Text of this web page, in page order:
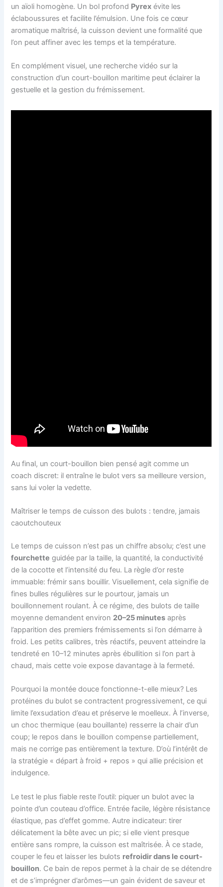
un aïoli homogène. Un bol profond Pyrex évite les
éclaboussures et facilite l’émulsion. Une fois ce cœur
aromatique maîtrisé, la cuisson devient une formalité que
l’on peut affiner avec les temps et la température.
En complément visuel, une recherche vidéo sur la
construction d’un court-bouillon maritime peut éclairer la
gestuelle et la gestion du frémissement.
Au final, un court-bouillon bien pensé agit comme un
coach discret: il entraîne le bulot vers sa meilleure version,
sans lui voler la vedette.
Maîtriser le temps de cuisson des bulots : tendre, jamais
caoutchouteux
Le temps de cuisson n’est pas un chiffre absolu; c’est une
fourchette guidée par la taille, la quantité, la conductivité
de la cocotte et l’intensité du feu. La règle d’or reste
immuable: frémir sans bouillir. Visuellement, cela signifie de
fines bulles régulières sur le pourtour, jamais un
bouillonnement roulant. À ce régime, des bulots de taille
moyenne demandent environ 20–25 minutes après
l’apparition des premiers frémissements si l’on démarre à
froid. Les petits calibres, très réactifs, peuvent atteindre la
tendreté en 10–12 minutes après ébullition si l’on part à
chaud, mais cette voie expose davantage à la fermeté.
Pourquoi la montée douce fonctionne-t-elle mieux? Les
protéines du bulot se contractent progressivement, ce qui
limite l’exsudation d’eau et préserve le moelleux. À l’inverse,
un choc thermique (eau bouillante) resserre la chair d’un
coup; le repos dans le bouillon compense partiellement,
mais ne corrige pas entièrement la texture. D’où l’intérêt de
la stratégie « départ à froid + repos » qui allie précision et
indulgence.
Le test le plus fiable reste l’outil: piquer un bulot avec la
pointe d’un couteau d’office. Entrée facile, légère résistance
élastique, pas d’effet gomme. Autre indicateur: tirer
délicatement la bête avec un pic; si elle vient presque
entière sans rompre, la cuisson est maîtrisée. À ce stade,
couper le feu et laisser les bulots refroidir dans le court-
bouillon. Ce bain de repos permet à la chair de se détendre
et de s’imprégner d’arômes—un gain évident de saveur et